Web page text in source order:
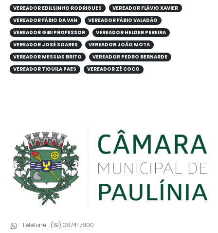
VEREADOR EDILSINHO RODRIGUES
VEREADOR FLÁVIO XAVIER
VEREADOR FÁBIO DA VAN
VEREADOR FÁBIO VALADÃO
VEREADOR GIBI PROFESSOR
VEREADOR HELDER PEREIRA
VEREADOR JOSÉ SOARES
VEREADOR JOÃO MOTA
VEREADOR MESSIAS BRITO
VEREADOR PEDRO BERNARDE
VEREADOR TIGUILA PAES
VEREADOR ZÉ COCO
Telefone:: (19) 3874-7800